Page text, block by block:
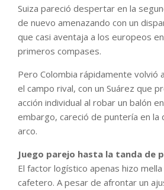
Suiza pareció despertar en la
de nuevo amenazando con un
que casi aventaja a los europeos
primeros compases.
Pero Colombia rápidamente volvió
el campo rival, con un Suárez que
acción individual al robar un balón
embargo, careció de puntería en la
arco.
Juego parejo hasta la tanda de
El factor logístico apenas hizo
cafetero. A pesar de afrontar un